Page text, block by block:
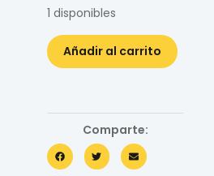
1 disponibles
Añadir al carrito
Comparte: